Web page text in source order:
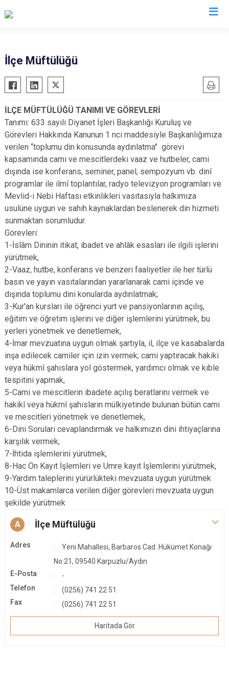
Bozdoğan
Buharkent
Çine
Didim
Germencik
İncirliova
Karacasu
Karpuzlu
Koçarlı
Kuyucak
Nazilli
Söke
Sultanhisar
Yenipazar
Efeler
İlçe Müftülüğü
İLÇE MÜFTÜLÜĞÜ TANIMI VE GÖREVLERİ
Tanımı: 633 sayılı Diyanet İşleri Başkanlığı Kuruluş ve
Görevleri Hakkında Kanunun 1 nci maddesiyle Başkanlığımıza
verilen “toplumu din konusunda aydınlatma" görevi
kapsamında cami ve mescitlerdeki vaaz ve hutbeler, cami
dışında ise konferans, seminer, panel, sempozyum vb. dinî
programlar ile ilmî toplantılar, radyo televizyon programları ve
Mevlid-i Nebi Haftası etkinlikleri vasıtasıyla halkımıza
usulüne uygun ve sahih kaynaklardan beslenerek din hizmeti
sunmaktan sorumludur.
Görevleri:
1-İslâm Dininin itikat, ibadet ve ahlâk esasları ile ilgili işlerini
yürütmek,
2-Vaaz, hutbe, konferans ve benzeri faaliyetler ile her türlü
basın ve yayın vasıtalarından yararlanarak cami içinde ve
dışında toplumu dini konularda aydınlatmak;
3-Kur'an kursları ile öğrenci yurt ve pansiyonlarının açılış,
eğitim ve öğretim işlerini ve diğer işlemlerini yürütmek, bu
yerleri yönetmek ve denetlemek,
4-İmar mevzuatına uygun olmak şartıyla, il, ilçe ve kasabalarda
inşa edilecek camiler için izin vermek; cami yaptıracak hakiki
veya hükmî şahıslara yol göstermek, yardımcı olmak ve kıble
tespitini yapmak,
5-Cami ve mescitlerin ibadete açılış beratlarını vermek ve
hakikî veya hükmî şahısların mülkiyetinde bulunan bütün cami
ve mescitleri yönetmek ve denetlemek,
6-Dini Soruları cevaplandırmak ve halkımızın dini ihtiyaçlarına
karşılık vermek,
7-İhtida işlemlerini yürütmek,
8-Hac Ön Kayıt İşlemleri ve Umre kayıt İşlemlerini yürütmek,
9-Yardım taleplerini yürürlükteki mevzuata uygun yürütmek
10-Üst makamlarca verilen diğer görevleri mevzuata uygun
şekilde yürütmek
A İlçe Müftülüğü
Adres
Yeni Mahallesi, Barbaros Cad. Hükümet Konağı
No:21, 09540 Karpuzlu/Aydın
E-Posta
-
Telefon
(0256) 741 22 51
Fax
(0256) 741 22 51
Haritada Gör